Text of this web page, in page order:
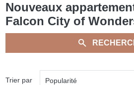
Nouveaux
Falcon City of
Trier par Popularité